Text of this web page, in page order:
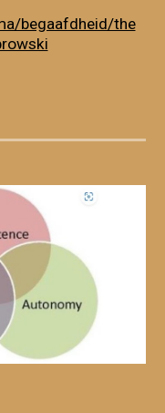
begaafdheid/the